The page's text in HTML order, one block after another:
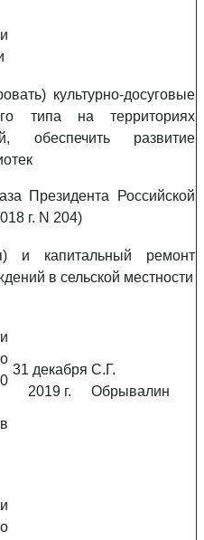
культурно-досуговые
типа на территориях
обеспечить развитие
Президента Российской
г. N 204)
и капитальный ремонт
в сельской местности
31 декабря
2019 г.
С.Г.
Обрывалин